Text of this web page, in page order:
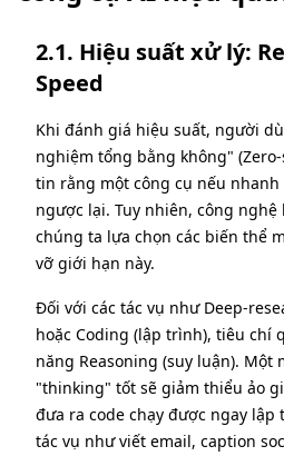
2.1. Hiệu suất xử lý:
Speed
Khi đánh giá hiệu suất, người
nghiệm tổng bằng không"
tin rằng một công cụ nếu nhanh
ngược lại. Tuy nhiên, công
chúng ta lựa chọn các biến thể
vỡ giới hạn này.
Đối với các tác vụ như Deep-
hoặc Coding (lập trình), tiêu chí
năng Reasoning (suy luận). Một
"thinking" tốt sẽ giảm thiểu ảo
đưa ra code chạy được ngay lập
tác vụ như viết email, caption